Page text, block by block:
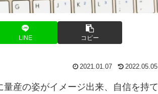
LINE コピー
2021.01.07 2022.05.05
産の姿がイメージ出来、自信を持て